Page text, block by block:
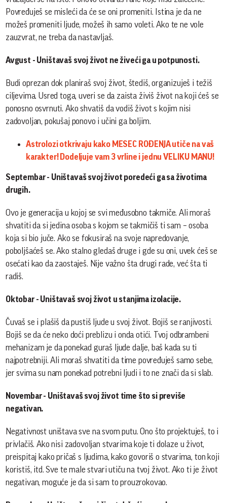
Povređuješ se misleći da će se oni promeniti. Istina je da ne
možeš promeniti ljude, možeš ih samo voleti. Ako te ne vole
zauzvrat, ne treba da nastavljaš.
Avgust - Uništavaš svoj život ne živeći ga u potpunosti.
Budi oprezan dok planiraš svoj život, štediš, organizuješ i težiš
ciljevima. Usred toga, uveri se da zaista živiš život na koji ćeš se
ponosno osvrnuti. Ako shvatiš da vodiš život s kojim nisi
zadovoljan, pokušaj ponovo i učini ga boljim.
Astrolozi otkrivaju kako MESEC ROĐENJA utiče na vaš
karakter! Dodeljuje vam 3 vrline i jednu VELIKU MANU!
Septembar - Uništavaš svoj život poredeći ga sa životima
drugih.
Ovo je generacija u kojoj se svi međusobno takmiče. Ali moraš
shvatiti da si jedina osoba s kojom se takmičiš ti sam – osoba
koja si bio juče. Ako se fokusiraš na svoje napredovanje,
poboljšaćeš se. Ako stalno gledaš druge i gde su oni, uvek ćeš se
osećati kao da zaostaješ. Nije važno šta drugi rade, već šta ti
radiš.
Oktobar - Uništavaš svoj život u stanjima izolacije.
Čuvaš se i plašiš da pustiš ljude u svoj život. Bojiš se ranjivosti.
Bojiš se da će neko doći preblizu i onda otići. Tvoj odbrambeni
mehanizam je da ponekad guraš ljude dalje, baš kada su ti
najpotrebniji. Ali moraš shvatiti da time povređuješ samo sebe,
jer svima su nam ponekad potrebni ljudi i to ne znači da si slab.
Novembar - Uništavaš svoj život time što si previše
negativan.
Negativnost uništava sve na svom putu. Ono što projektuješ, to i
privlačiš. Ako nisi zadovoljan stvarima koje ti dolaze u život,
preispitaj kako pričaš s ljudima, kako govoriš o stvarima, ton koji
koristiš, itd. Sve te male stvari utiču na tvoj život. Ako ti je život
negativan, moguće je da si sam to prouzrokovao.